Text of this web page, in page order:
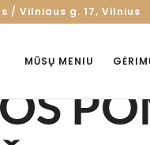
/ Vilniaus g. 17, Vilnius
MŪSŲ MENIU